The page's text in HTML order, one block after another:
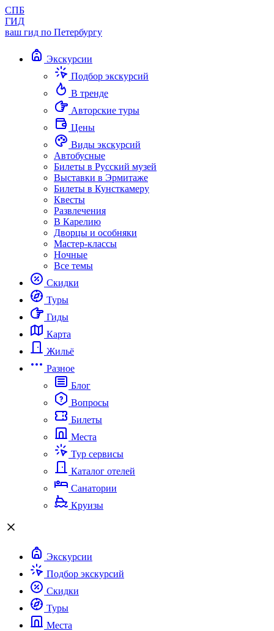
СПБ
ГИД
ваш гид по Петербургу
Экскурсии
Подбор экскурсий
В тренде
Авторские туры
Цены
Виды экскурсий
Автобусные
Билеты в Русский музей
Выставки в Эрмитаже
Билеты в Кунсткамеру
Квесты
Развлечения
В Карелию
Дворцы и особняки
Мастер-классы
Ночные
Все темы
Скидки
Туры
Гиды
Карта
Жильё
Разное
Блог
Вопросы
Билеты
Места
Тур сервисы
Каталог отелей
Санатории
Круизы
Экскурсии
Подбор экскурсий
Скидки
Туры
Места